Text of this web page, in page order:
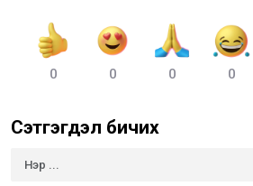
0 0 0 0
Сэтгэгдэл бичих